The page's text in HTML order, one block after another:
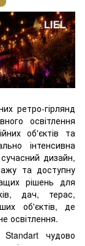
ретро-гірлянд
освітлення
об'єктів та
інтенсивна
дизайн,
та доступну
рішень для
дач, терас,
об'єктів, де
освітлення.
Standart чудово